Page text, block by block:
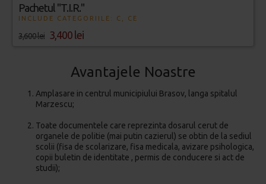
Pachetul "T.I.R."
INCLUDE CATEGORIILE: C, CE
3,600 lei 3,400 lei
Avantajele Noastre
Amplasare in centrul municipiului Brasov, langa spitalul
Marzescu;
Toate documentele care reprezinta dosarul cerut de
organele de politie (mai putin cazierul) se obtin de la sediul
scolii (fisa de scolarizare, fisa medicala, avizare psihologica,
copii buletin de identitate , permis de conducere si act de
studii);